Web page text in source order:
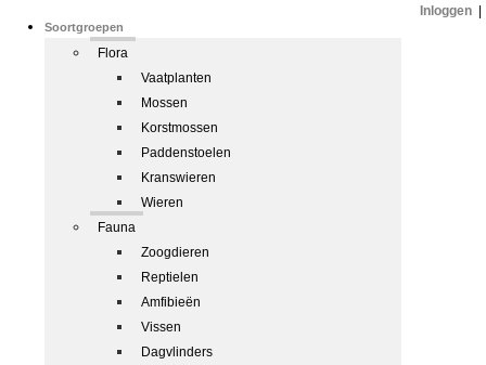
Soortgroepen
Flora
Vaatplanten
Mossen
Korstmossen
Paddenstoelen
Kranswieren
Wieren
Fauna
Zoogdieren
Reptielen
Amfibieën
Vissen
Dagvlinders
Inloggen